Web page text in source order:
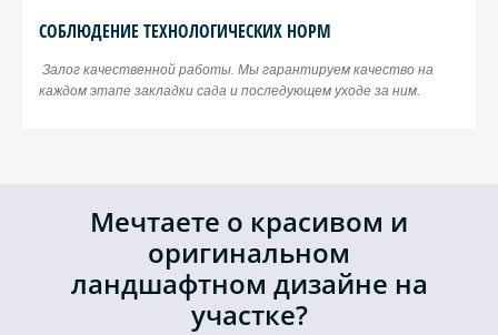
СОБЛЮДЕНИЕ ТЕХНОЛОГИЧЕСКИХ НОРМ
Залог качественной работы. Мы гарантируем качество на
каждом этапе закладки сада и последующем уходе за ним.
Мечтаете о красивом и
оригинальном
ландшафтном дизайне на
участке?